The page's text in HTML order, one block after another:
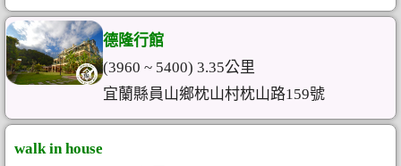
德隆行館
(3960 ~ 5400) 3.35公里
宜蘭縣員山鄉枕山村枕山路159號
walk in house